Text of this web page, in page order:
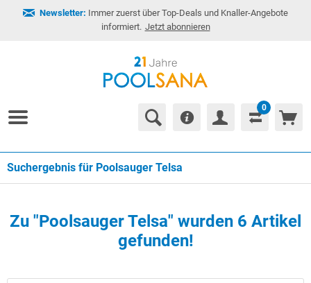
Newsletter: Immer zuerst über Top-Deals und Knaller-Angebote
informiert. Jetzt abonnieren
0
Suchergebnis für Poolsauger Telsa
Zu "Poolsauger Telsa" wurden 6 Artikel
gefunden!